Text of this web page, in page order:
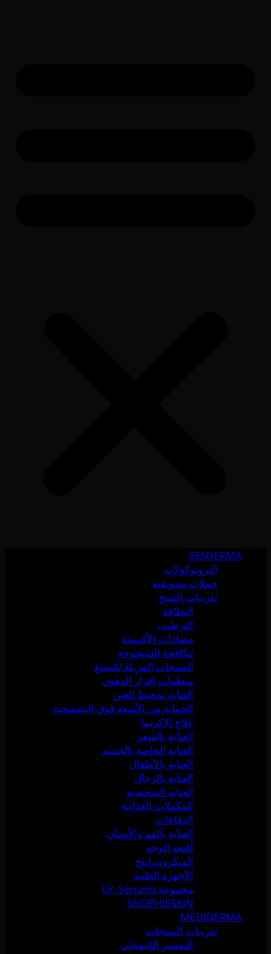
SESDERMA
البروتوكولات
حملات تسويقية
تدريبات المنتج
النظافة
الترطيب
مضادات الأكسدة
مكافحة الشيخوخة
المنتجات المزيلة للتصبغ
منظمات إفراز الدهون
العناية بمحيط العين
الحماية من الأشعة فوق البنفسجية
علاج الإكزيما
العناية بالشعر
العناية الخاصة بالجسم
العناية بالأطفال
العناية بالرجال
العناية الشخصية
المكملات الغذائية
الدفاعات
العناية بالفم والأسنان
أقنعة الوجه
الميكرونيدلينج
الأجهزة الطبية
مجموعة Dr. Serrano
SHOPHIESKIN
MEDIDERMA
تدريبات المنتجات
التقشير الكيميائي